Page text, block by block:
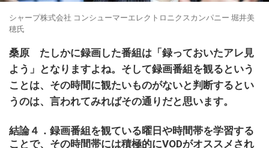
シャープ株式会社 コンシューマーエレクトロニクスカンパニー 堀井美
穂氏
桑原 たしかに録画した番組は「録っておいたアレ見
よう」となりますよね。そして録画番組を観るという
ことは、その時間に観たいものがないと判断するとい
うのは、言われてみればその通りだと思います。
結論４．録画番組を観ている曜日や時間帯を学習する
ことで、その時間帯には積極的にVODがオススメされ